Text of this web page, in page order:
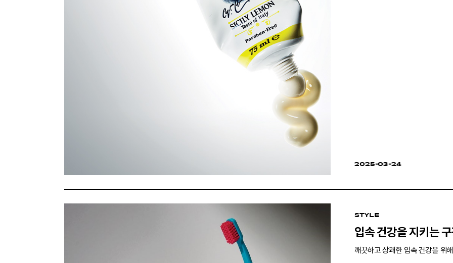
2025-03-24
STYLE
입속 건강을 지키는
깨끗하고 상쾌한 입속 건강을 위